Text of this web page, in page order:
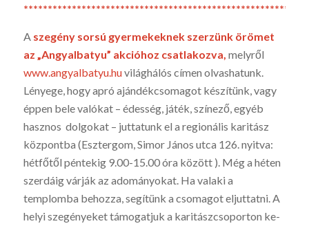
*********************************************************
A szegény sorsú gyermekeknek szerzünk örömet
az „Angyalbatyu” akcióhoz csatlakoz­va, melyről
www.angyalbatyu.huvilághálós címen olvashatunk.
Lényege, hogy apró ajándék­csomagot készítünk, vagy
éppen bele valókat – édesség, játék, színező, egyéb
hasznos dol­gokat – juttatunk el a regionális karitász
központba (Esztergom, Simor János utca 126. nyitva:
hétfőtől péntekig 9.00-15.00 óra között ). Még a héten
szerdáig várják az adományokat. Ha valaki a
templomba behoz­za, segítünk a csomagot eljuttatni. A
helyi szegényeket támogatjuk a karitászcsoporton ke­